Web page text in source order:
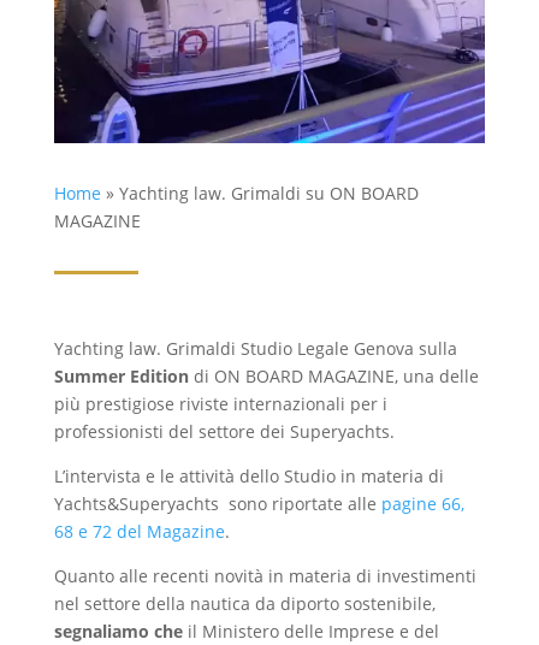
Home » Yachting law. Grimaldi su ON BOARD
MAGAZINE
Yachting law. Grimaldi Studio Legale Genova sulla
Summer Editiondi ON BOARD MAGAZINE, una delle
più prestigiose riviste internazionali per i
professionisti del settore dei Superyachts.
L’intervista e le attività dello Studio in materia di
Yachts&Superyachts sono riportate alle pagine 66,
68 e 72 del Magazine.
Quanto alle recenti novità in materia di investimenti
nel settore della nautica da diporto sostenibile,
segnaliamo cheil Ministero delle Imprese e del